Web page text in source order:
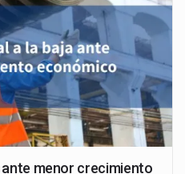
ante menor crecimiento